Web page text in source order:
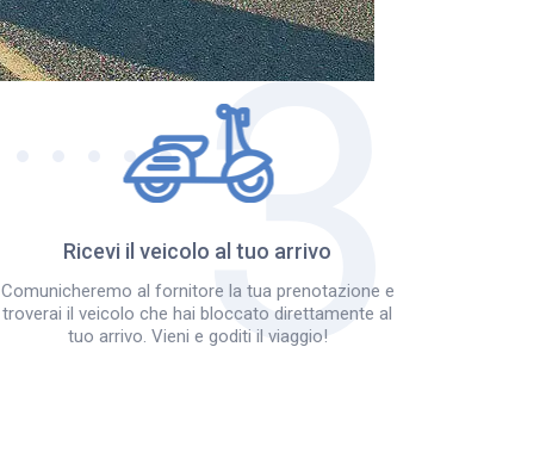
Ricevi il veicolo al tuo arrivo
Comunicheremo al fornitore la tua prenotazione e
troverai il veicolo che hai bloccato direttamente al
tuo arrivo. Vieni e goditi il viaggio!